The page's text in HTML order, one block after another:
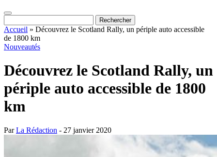
Accueil » Découvrez le Scotland Rally, un périple auto accessible
de 1800 km
Nouveautés
Découvrez le Scotland Rally, un
périple auto accessible de 1800
km
ParLa Rédaction - 27 janvier 2020